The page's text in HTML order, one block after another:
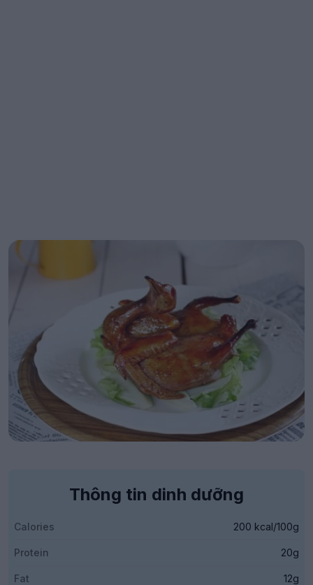
Thông tin dinh dưỡng
Calories 200 kcal/100g
Protein 20g
Fat 12g